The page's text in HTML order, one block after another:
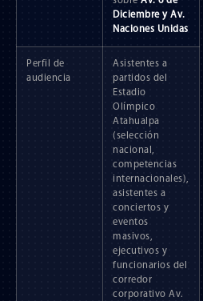
Diciembre y Av.
Naciones Unidas
Perfil de
audiencia
Asistentes a
partidos del
Estadio
Olímpico
Atahualpa
(selección
nacional,
competencias
internacionales),
asistentes a
conciertos y
eventos
masivos,
ejecutivos y
funcionarios del
corredor
corporativo Av.